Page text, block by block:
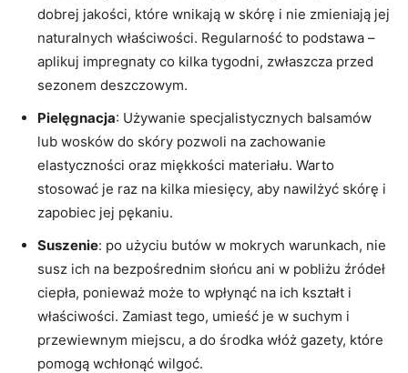
dobrej jakości, które wnikają w skórę i nie zmieniają jej
naturalnych właściwości. Regularność to podstawa –
aplikuj impregnaty co kilka tygodni, zwłaszcza przed
sezonem deszczowym.
Pielęgnacja: Używanie specjalistycznych balsamów
lub wosków do skóry pozwoli na zachowanie
elastyczności oraz miękkości materiału. Warto
stosować je raz na kilka miesięcy, aby nawilżyć skórę i
zapobiec jej pękaniu.
Suszenie: po użyciu butów w mokrych warunkach, nie
susz ich na bezpośrednim słońcu ani w pobliżu źródeł
ciepła, ponieważ może to wpłynąć na ich kształt i
właściwości. Zamiast tego, umieść je w suchym i
przewiewnym miejscu, a do środka włóż gazety, które
pomogą wchłonąć wilgoć.